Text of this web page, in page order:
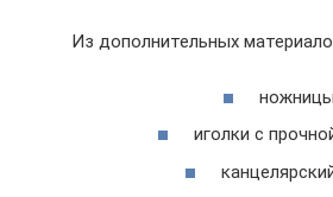
Из дополнительных
иголки с